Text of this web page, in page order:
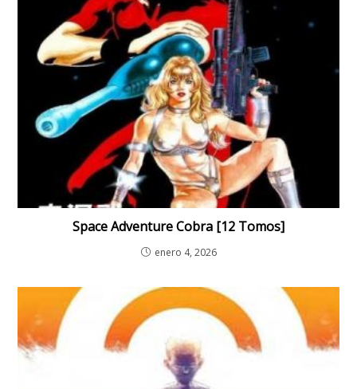
Space Adventure Cobra [12 Tomos]
enero 4, 2026